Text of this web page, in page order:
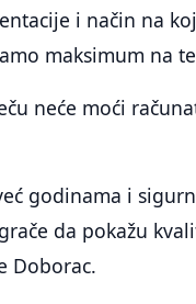
i način na
maksimum na
neće moći
godinama i
da pokažu
Doborac.